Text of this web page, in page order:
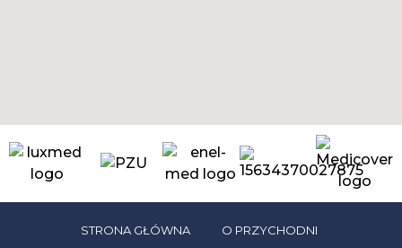
STRONA GŁÓWNA O PRZYCHODNI